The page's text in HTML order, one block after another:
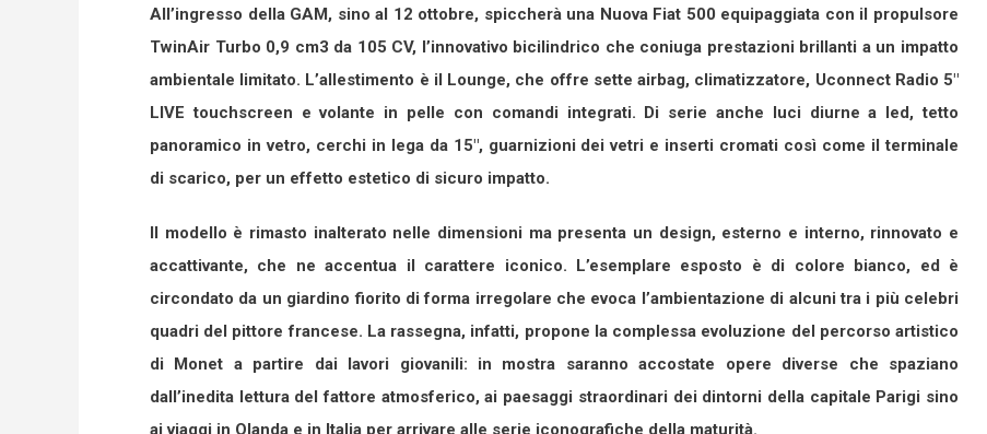
All’ingresso della GAM, sino al 12 ottobre, spiccherà una Nuova Fiat 500 equipaggiata con il propulsore
TwinAir Turbo 0,9 cm3 da 105 CV, l’innovativo bicilindrico che coniuga prestazioni brillanti a un impatto
ambientale limitato. L’allestimento è il Lounge, che offre sette airbag, climatizzatore, Uconnect Radio 5″
LIVE touchscreen e volante in pelle con comandi integrati. Di serie anche luci diurne a led, tetto
panoramico in vetro, cerchi in lega da 15″, guarnizioni dei vetri e inserti cromati così come il terminale
di scarico, per un effetto estetico di sicuro impatto.
Il modello è rimasto inalterato nelle dimensioni ma presenta un design, esterno e interno, rinnovato e
accattivante, che ne accentua il carattere iconico. L’esemplare esposto è di colore bianco, ed è
circondato da un giardino fiorito di forma irregolare che evoca l’ambientazione di alcuni tra i più celebri
quadri del pittore francese. La rassegna, infatti, propone la complessa evoluzione del percorso artistico
di Monet a partire dai lavori giovanili: in mostra saranno accostate opere diverse che spaziano
dall’inedita lettura del fattore atmosferico, ai paesaggi straordinari dei dintorni della capitale Parigi sino
ai viaggi in Olanda e in Italia per arrivare alle serie iconografiche della maturità.